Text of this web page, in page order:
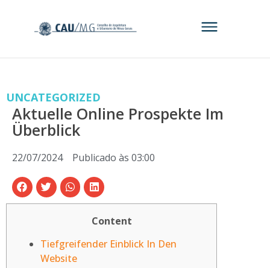
UNCATEGORIZED
Aktuelle Online Prospekte Im
Überblick
22/07/2024 Publicado às 03:00
Content
Tiefgreifender Einblick In Den
Website